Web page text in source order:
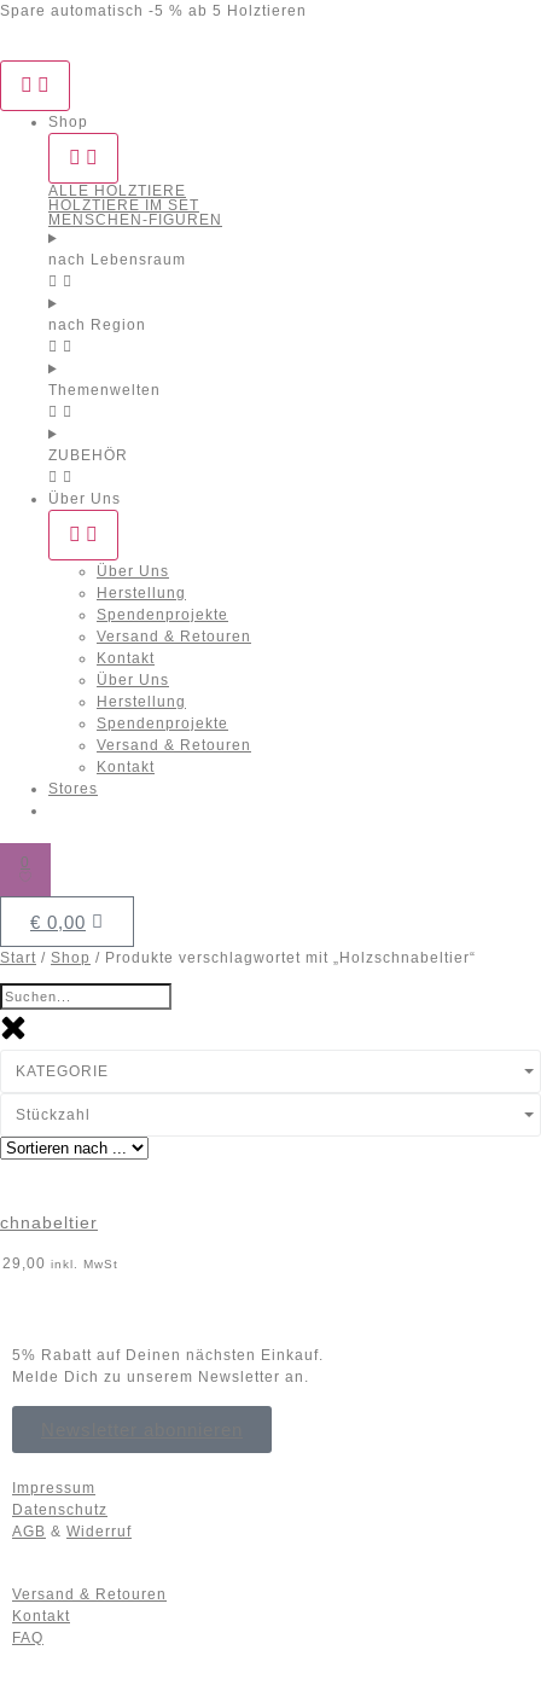
Spare automatisch -5 % ab 5 Holztieren
Shop
ALLE HOLZTIERE
HOLZTIERE IM SET
MENSCHEN-FIGUREN
nach Lebensraum
nach Region
Themenwelten
ZUBEHÖR
Über Uns
Über Uns
Herstellung
Spendenprojekte
Versand & Retouren
Kontakt
Über Uns
Herstellung
Spendenprojekte
Versand & Retouren
Kontakt
Stores
0
€ 0,00
Start / Shop / Produkte verschlagwortet mit „Holzschnabeltier“
KATEGORIE
Stückzahl
inkl. MwSt
5% Rabatt auf Deinen nächsten Einkauf.
Melde Dich zu unserem Newsletter an.
Impressum
Datenschutz
AGB & Widerruf
Versand & Retouren
Kontakt
FAQ